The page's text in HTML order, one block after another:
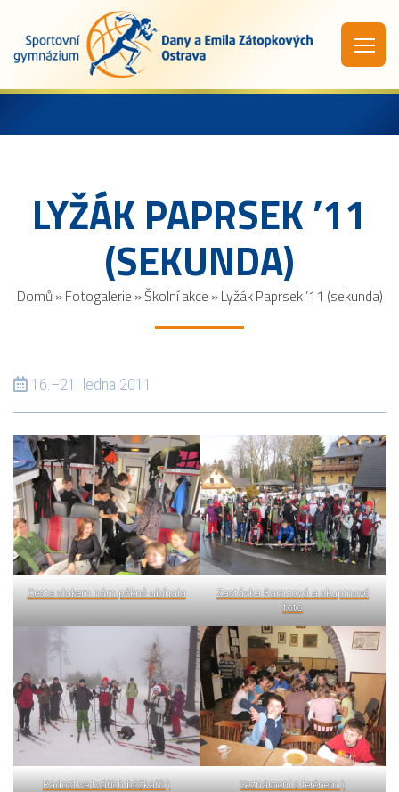
LYŽÁK PAPRSEK ’11
(SEKUNDA)
Domů »Fotogalerie »Školní akce »Lyžák Paprsek ’11 (sekunda)
16.–21. ledna 2011
Cesta vlakem nám pěkně ubíhala
Zastávka Ramzová a skupinové
foto
Radost ve tvářích běžkařů:) Seznámení s terénem:)